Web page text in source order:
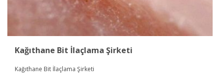
Kağıthane Bit İlaçlama Şirketi
Kağıthane Bit İlaçlama Şirketi